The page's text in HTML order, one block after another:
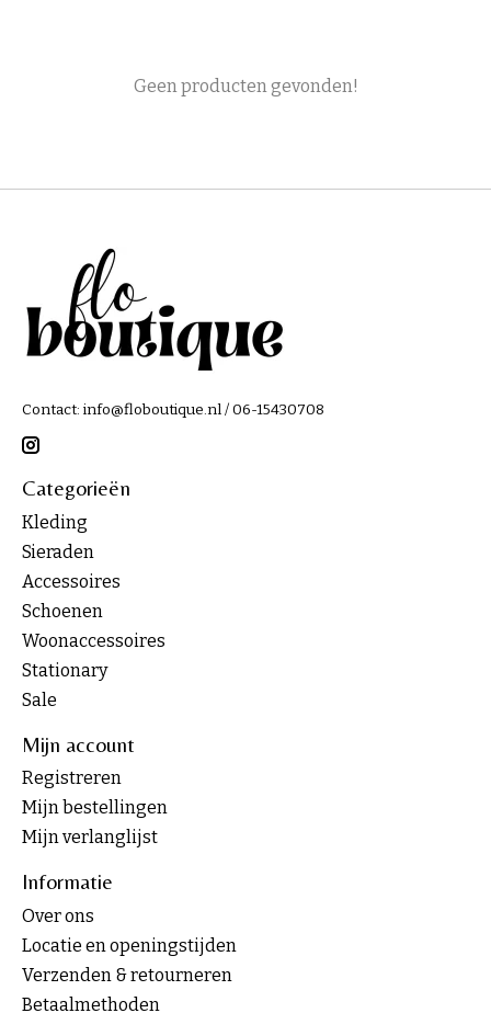
Geen producten gevonden!
Contact: info@floboutique.nl/ 06-15430708
Categorieën
Kleding
Sieraden
Accessoires
Schoenen
Woonaccessoires
Stationary
Sale
Mijn account
Registreren
Mijn bestellingen
Mijn verlanglijst
Informatie
Over ons
Locatie en openingstijden
Verzenden & retourneren
Betaalmethoden